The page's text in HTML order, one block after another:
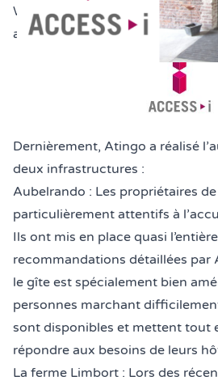
Wallon d’Investissement
améliorer l’accessibilité de leur
Dernièrement, Atingo a réalisé
deux infrastructures :
Aubelrando : Les propriétaires
particulièrement attentifs à
Ils ont mis en place quasi
recommandations détaillées par
le gîte est spécialement bien
personnes marchant
sont disponibles et mettent tout
répondre aux besoins de leurs
La ferme Limbort : Lors des